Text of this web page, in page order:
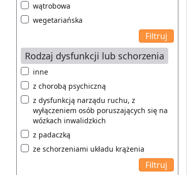
wątrobowa
wegetariańska
Rodzaj dysfunkcji lub schorzenia
inne
z chorobą psychiczną
z dysfunkcją narządu ruchu, z
wyłączeniem osób poruszających się na
wózkach inwalidzkich
z padaczką
ze schorzeniami układu krążenia